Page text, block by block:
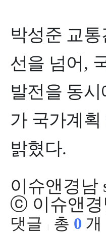
박성준 교
선을 넘어,
발전을 동
가 국가계
밝혔다.
이슈앤경남
ⓒ 이슈앤경
댓글 총 0 개